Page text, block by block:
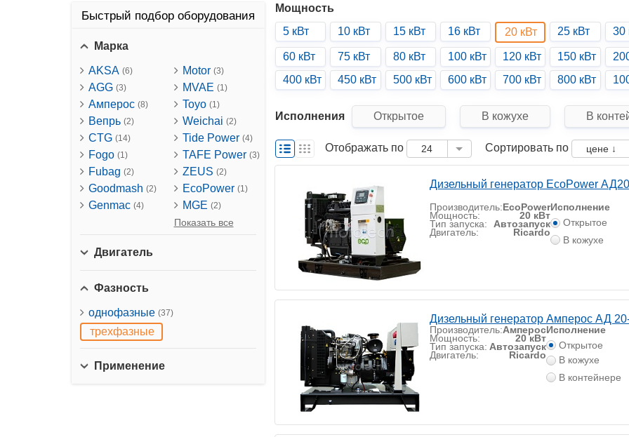
Быстрый подбор оборудования
Марка
AKSA (6)
AGG (3)
Амперос (8)
Вепрь (2)
CTG (14)
Fogo (1)
Fubag (2)
Goodmash (2)
Genmac (4)
Motor (3)
MVAE (1)
Toyo (1)
Weichai (2)
Tide Power (4)
TAFE Power (3)
ZEUS (2)
EcoPower (1)
MGE (2)
Показать все
Двигатель
Фазность
однофазные (37)
трехфазные
Применение
Мощность
5 кВт
10 кВт 15 кВт 16 кВт 20 кВт 25 кВт 30
60 кВт 75 кВт 80 кВт 100 кВт 120 кВт 150 кВт
400 кВт
450 кВт 500 кВт 600 кВт 700 кВт 800 кВт
Исполнения Открытое В кожухе В
Отображать по 24 Сортировать по цене ↓
Дизельный генератор EcoPower
Производитель:EcoPower
Мощность: 20 кВт
Тип запуска: Автозапуск
Двигатель: Ricardo
Исполнение
Открытое
В кожухе
Дизельный генератор Амперос АД
Производитель:Амперос
Мощность: 20 кВт
Тип запуска: Автозапуск
Двигатель: Ricardo
Исполнение
Открытое
В кожухе
В контейнере